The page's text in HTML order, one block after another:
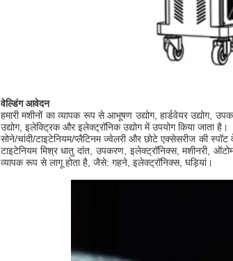
वेल्डिंग आवेदन
हमारी मशीनों का व्यापक रूप से आभूषण उद्योग, हार्डवेयर उद्योग,
उद्योग, इलेक्ट्रिक और इलेक्ट्रॉनिक उद्योग में उपयोग किया जाता है।
सोने/चांदी/टाइटेनियम/प्लैटिनम ज्वेलरी और छोटे एक्सेसरीज की स्पॉट
टाइटेनियम मिश्र धातु दांत, उपकरण, इलेक्ट्रॉनिक्स, मशीनरी,
व्यापक रूप से लागू होता है, जैसे: गहने, इलेक्ट्रॉनिक्स, घड़ियां।